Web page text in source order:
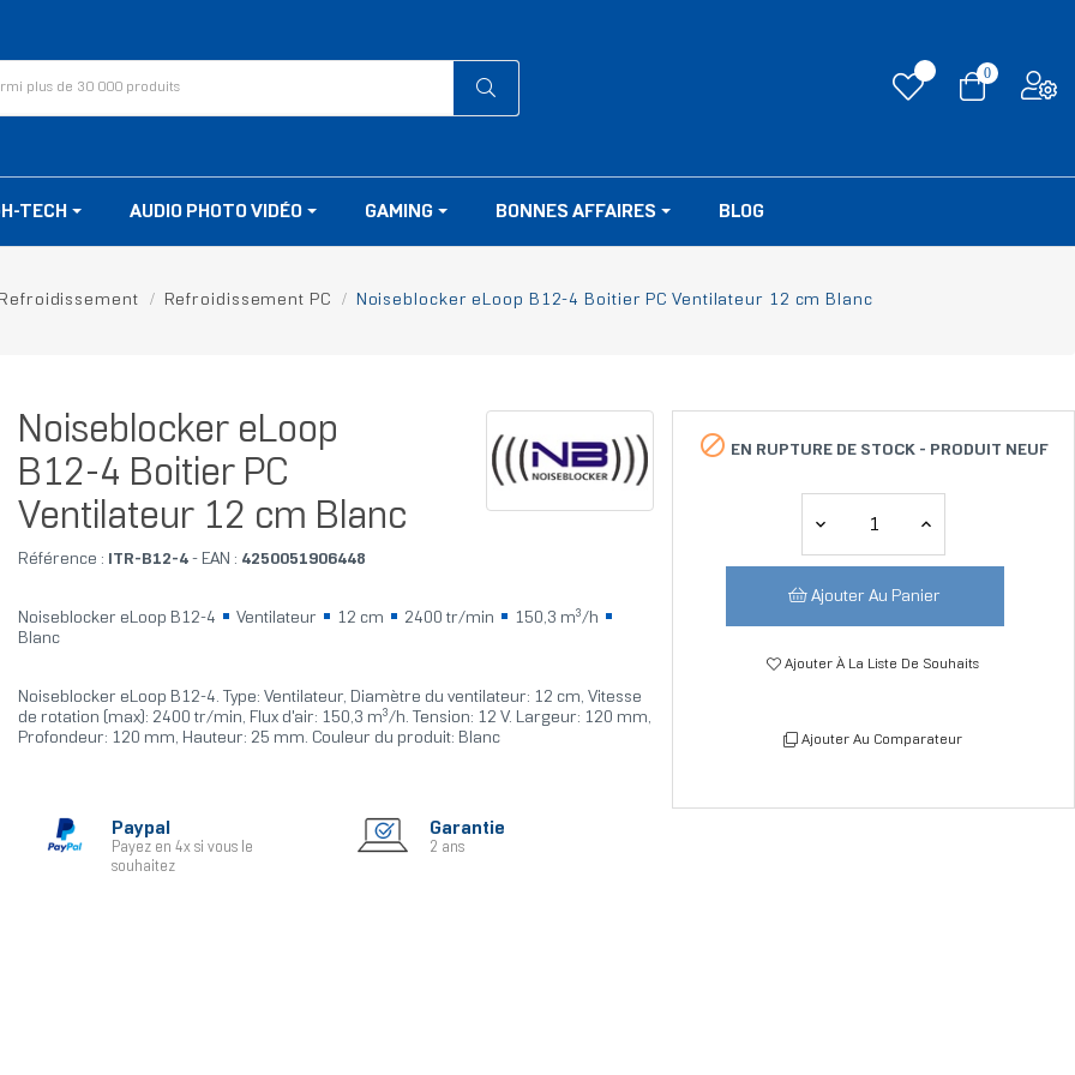
0
TECH AUDIO PHOTO VIDÉO GAMING BONNES AFFAIRES BLOG
Refroidissement PC Noiseblocker eLoop B12-4 Boitier PC Ventilateur 12 cm Blanc
Noiseblocker eLoop
B12-4 Boitier PC
Ventilateur 12 cm Blanc
Référence : ITR-B12-4- EAN : 4250051906448
Noiseblocker eLoop B12-4 Ventilateur 12 cm 2400 tr/min
150,3 m³/h
Blanc
Noiseblocker eLoop B12-4. Type: Ventilateur, Diamètre du ventilateur: 12 cm, Vitesse
de rotation (max): 2400 tr/min, Flux d'air: 150,3 m³/h. Tension: 12 V. Largeur: 120 mm,
Profondeur: 120 mm, Hauteur: 25 mm. Couleur du produit: Blanc
Paypal
Payez en 4x si vous le
souhaitez
Garantie
2 ans
 EN RUPTURE DE STOCK - PRODUIT NEUF
Ajouter Au Panier
Ajouter À La Liste De Souhaits
Ajouter Au Comparateur